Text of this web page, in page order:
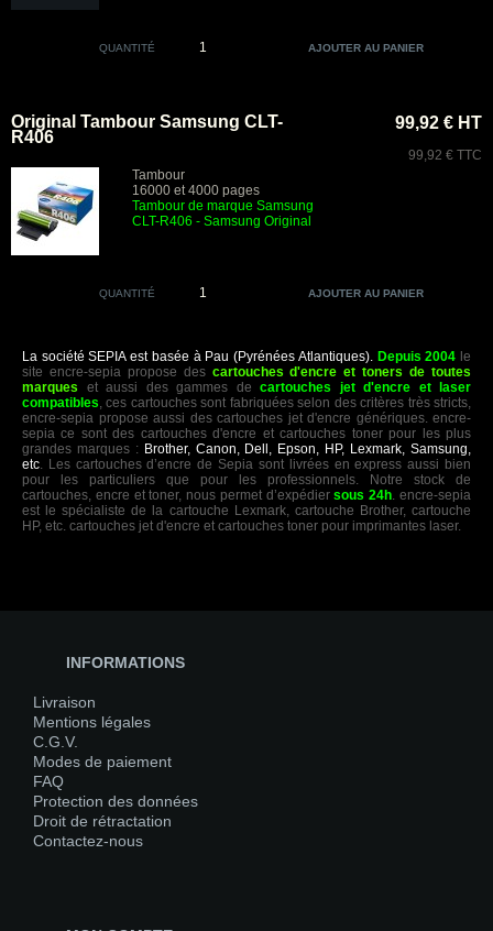
QUANTITÉ
Original Tambour Samsung CLT-
R406
Tambour
16000 et 4000 pages
Tambour de marque Samsung
CLT-R406 - Samsung Original
99,92 € HT
99,92 € TTC
QUANTITÉ
La société SEPIA est basée à Pau (Pyrénées Atlantiques). Depuis 2004 le
site encre-sepia propose des cartouches d'encre et toners de toutes
marques et aussi des gammes de cartouches jet d'encre et laser
compatibles, ces cartouches sont fabriquées selon des critères très stricts,
encre-sepia propose aussi des cartouches jet d'encre génériques. encre-
sepia ce sont des cartouches d'encre et cartouches toner pour les plus
grandes marques : Brother, Canon, Dell, Epson, HP, Lexmark, Samsung,
etc. Les cartouches d’encre de Sepia sont livrées en express aussi bien
pour les particuliers que pour les professionnels. Notre stock de
cartouches, encre et toner, nous permet d’expédiersous 24h. encre-sepia
est le spécialiste de la cartouche Lexmark, cartouche Brother, cartouche
HP, etc. cartouches jet d'encre et cartouches toner pour imprimantes laser.
INFORMATIONS
Livraison
Mentions légales
C.G.V.
Modes de paiement
FAQ
Protection des données
Droit de rétractation
Contactez-nous